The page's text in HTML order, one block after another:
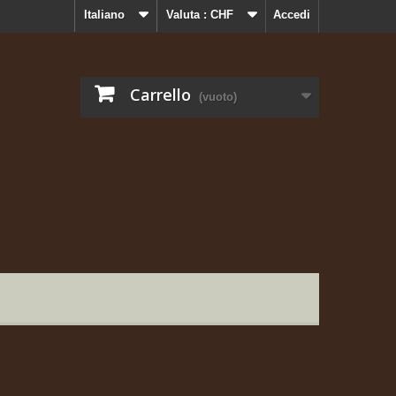
Accedi
Valuta : CHF
Italiano
Carrello (vuoto)